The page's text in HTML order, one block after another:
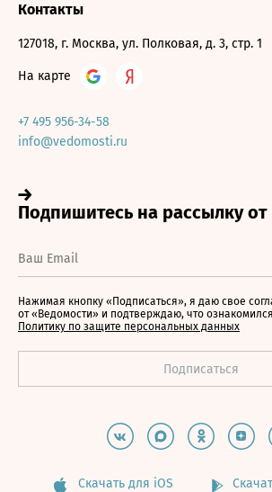
Контакты
127018, г. Москва, ул. Полковая, д. 3, стр. 1
На карте
+7 495 956-34-58
info@vedomosti.ru
Нажимая кнопку «Подписаться», я даю свое
от «Ведомости» и подтверждаю, что
Политику по защите персональных данных
Скачать для iOS